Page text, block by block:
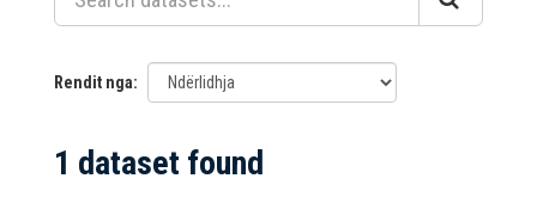
Rendit nga
1 dataset found